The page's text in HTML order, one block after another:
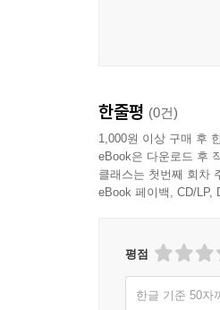
한줄평 (0건)
1,000원 이상 구매 후
eBook은 다운로드 후
클래스는 첫번째 회차
eBook 페이백, CD/LP,
평점
한글 기준 50자